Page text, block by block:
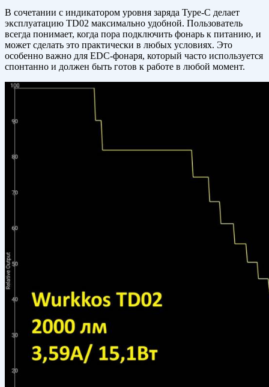
В сочетании с индикатором уровня заряда Type-C делает
эксплуатацию TD02 максимально удобной. Пользователь
всегда понимает, когда пора подключить фонарь к питанию, и
может сделать это практически в любых условиях. Это
особенно важно для EDC-фонаря, который часто используется
спонтанно и должен быть готов к работе в любой момент.